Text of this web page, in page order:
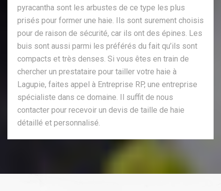
pyracantha sont les arbustes de ce type les plus
prisés pour former une haie. Ils sont surement choisis
pour de raison de sécurité, car ils ont des épines. Les
buis sont aussi parmi les préférés du fait qu’ils sont
compacts et très denses. Si vous êtes en train de
chercher un prestataire pour tailler votre haie à
Lagupie, faites appel à Entreprise RP, une entreprise
spécialiste dans ce domaine. Il suffit de nous
contacter pour recevoir un devis de taille de haie
détaillé et personnalisé.